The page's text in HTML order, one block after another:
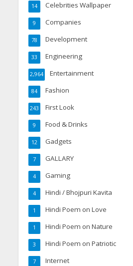
Celebrities Wallpaper
14
Companies
9
Development
78
Engineering
33
Entertainment
2,964
Fashion
84
First Look
243
Food & Drinks
9
Gadgets
12
GALLARY
7
Gaming
4
Hindi / Bhojpuri Kavita
4
Hindi Poem on Love
1
Hindi Poem on Nature
1
Hindi Poem on Patriotic
3
Internet
7